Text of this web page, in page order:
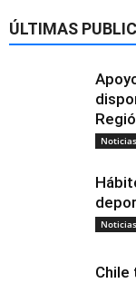
ÚLTIMAS
Noticias
Noticias
Chile